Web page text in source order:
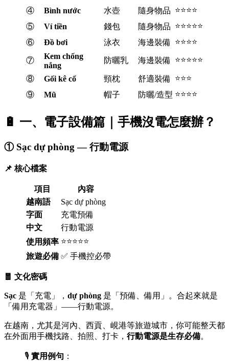
④
Bình nước 水壺 隨身物品 ⭐⭐⭐⭐
⑤
Ví tiền 錢包 隨身物品 ⭐⭐⭐⭐⭐
⑥
Đồ bơi 泳衣 海邊裝備 ⭐⭐⭐⭐
⑦
Kem chống
nắng
防曬乳 海邊裝備 ⭐⭐⭐⭐⭐
⑧ Gối kê cổ 頸枕 舒適裝備 ⭐⭐⭐
⑨
Mũ 帽子 防曬/造型 ⭐⭐⭐⭐
🔋 一、電子設備篇｜手機沒電怎麼辦？
① Sạc dự phòng — 行動電源
📌 核心檔案
項目
內容
越南語
Sạc dự phòng
字面
充電預備
中文
行動電源
使用頻率 ⭐⭐⭐⭐⭐
旅遊必備 ✅ 手機控必帶
🧧 文化密碼
Sạc 是「充電」， dự phòng 是「預備、備用」。合起來就是
「備用充電器」——行動電源。
在越南，尤其是河內、西貢、峴港等旅遊城市，你可能整天都
在外面用手機找路、拍照、打卡， 行動電源是生存必備。
🎙️ 實用例句 ：